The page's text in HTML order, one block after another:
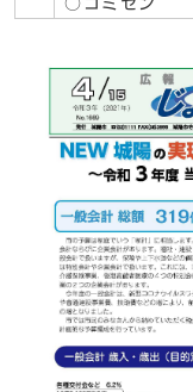
○コミセン